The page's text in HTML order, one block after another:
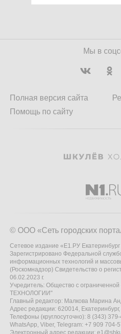
Мы в
Полная версия сайта
Помощь по сайту
© ООО «Сеть городских
Сетевое издание «Е1.РУ
Зарегистрировано Федеральной
информационных технологий и
(Роскомнадзор) Свидетельство о
06.02.2023 г.
Учредитель: Общество с
ТЕХНОЛОГИИ"
Главный редактор: Малкова Марина
Адрес редакции: 620014,
Телефоны (круглосуточно): 8 (343)
WhatsApp, Viber, Telegram: +7 909 704-
Электронный адрес редакции: